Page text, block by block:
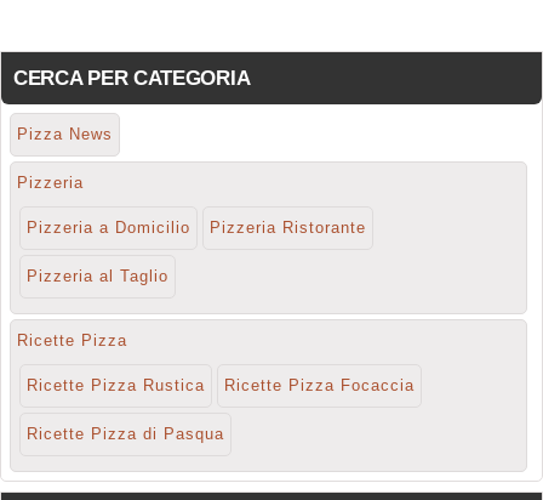
CERCA PER CATEGORIA
Pizza News
Pizzeria
Pizzeria a Domicilio Pizzeria Ristorante
Pizzeria al Taglio
Ricette Pizza
Ricette Pizza Rustica Ricette Pizza Focaccia
Ricette Pizza di Pasqua